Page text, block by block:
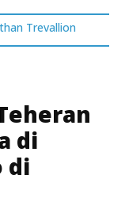
Trevallion
di
di